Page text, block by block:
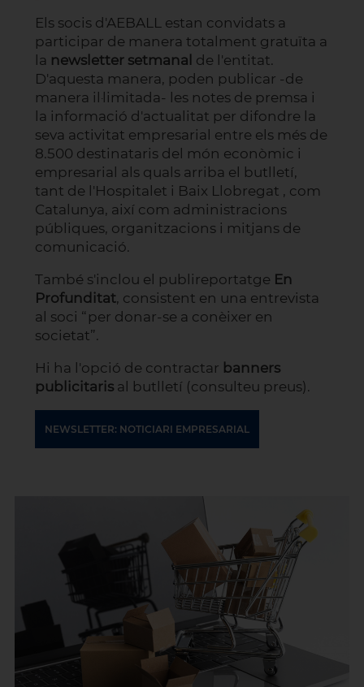
Els socis d'AEBALL estan convidats a
participar de manera totalment gratuïta a
la newsletter setmanal de l'entitat.
D'aquesta manera, poden publicar -de
manera il·limitada- les notes de premsa i
la informació d'actualitat per difondre la
seva activitat empresarial entre els més de
8.500 destinataris del món econòmic i
empresarial als quals arriba el butlletí,
tant de l'Hospitalet i Baix Llobregat , com
Catalunya, així com administracions
públiques, organitzacions i mitjans de
comunicació.
També s'inclou el publireportatge En
Profunditat, consistent en una entrevista
al soci “per donar-se a conèixer en
societat”.
Hi ha l'opció de contractar banners
publicitarisal butlletí (consulteu preus).
NEWSLETTER: NOTICIARI EMPRESARIAL